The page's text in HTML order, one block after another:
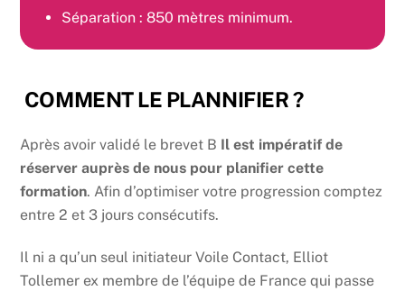
Séparation : 850 mètres minimum.
COMMENT LE PLANNIFIER?
Après avoir validé le brevet B Il est impératif de
réserver auprès de nous pour planifier cette
formation. Afin d’optimiser votre progression comptez
entre 2 et 3 jours consécutifs.
Il ni a qu’un seul initiateur Voile Contact, Elliot
Tollemer ex membre de l’équipe de France qui passe